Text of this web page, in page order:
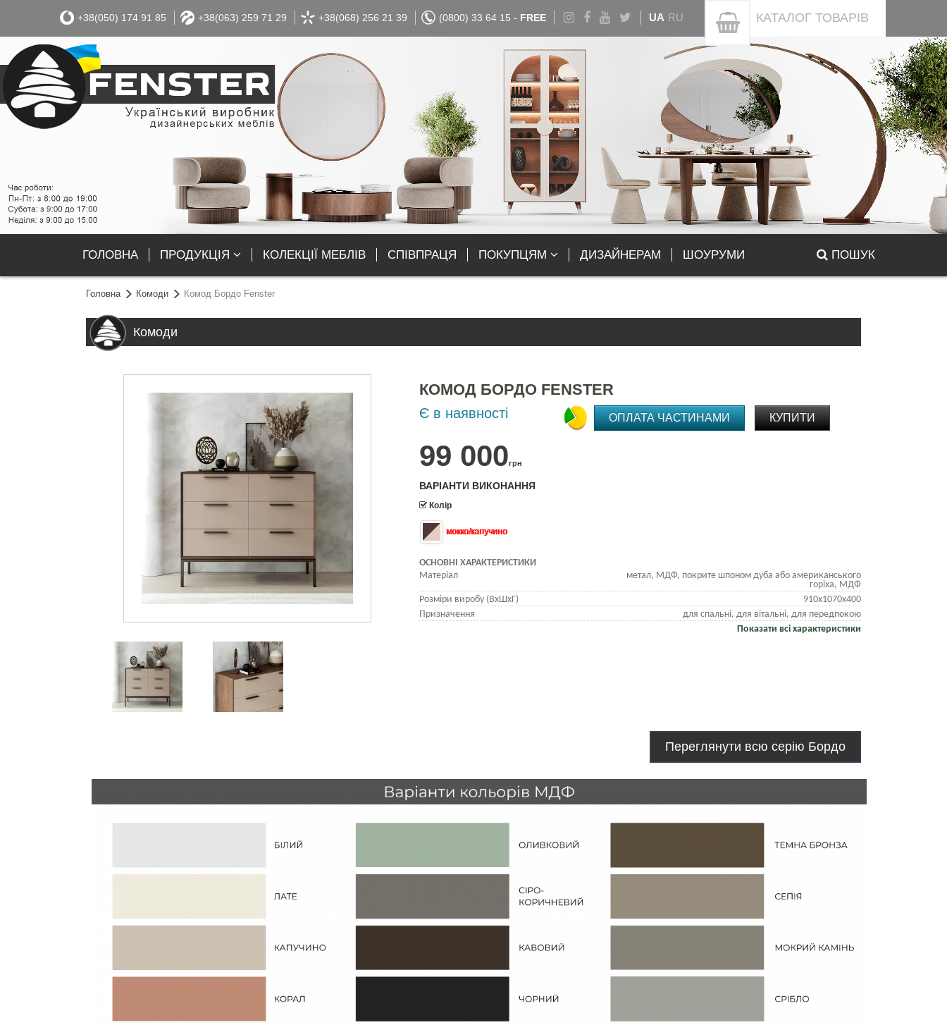
+38(050) 174 91 85 +38(063) 259 71 29 +38(068) 256 21 39 (0800) 33 64 15 - FREE UA RU КАТАЛОГ ТОВАРІВ
ГОЛОВНА ПРОДУКЦІЯ КОЛЕКЦІЇ МЕБЛІВ СПІВПРАЦЯ ПОКУПЦЯМ ДИЗАЙНЕРАМ ШОУРУМИ ПОШУК
Головна Комоди Комод Бордо Fenster
Комоди
КОМОД БОРДО FENSTER
Є в наявності
99 000грн
ОПЛАТА ЧАСТИНАМИ КУПИТИ
ВАРІАНТИ ВИКОНАННЯ
Колір
мокко/капучино
ОСНОВНІ ХАРАКТЕРИСТИКИ
Матеріал
метал, МДФ, покрите шпоном дуба або американського
горіха, МДФ
Розміри виробу (ВхШхГ)
910х1070х400
Призначення
для спальні, для вітальні, для передпокою
Показати всі характеристики
Переглянути всю серію Бордо